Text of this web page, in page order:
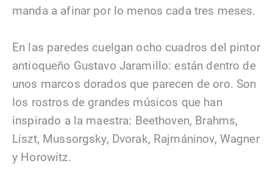
manda a afinar por lo menos cada tres meses.
En las paredes cuelgan ocho cuadros del pintor
antioqueño Gustavo Jaramillo: están dentro de
unos marcos dorados que parecen de oro. Son
los rostros de grandes músicos que han
inspirado a la maestra: Beethoven, Brahms,
Liszt, Mussorgsky, Dvorak, Rajmáninov, Wagner
y Horowitz.